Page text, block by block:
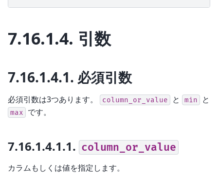
7.16.1.4. 引数
7.16.1.4.1. 必須引数
必須引数は3つあります。 column_or_value と min と
max です。
7.16.1.4.1.1. column_or_value
カラムもしくは値を指定します。